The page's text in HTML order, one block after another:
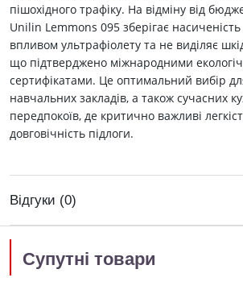
пішохідного трафіку. На відміну від
Unilin Lemmons 095 зберігає насиченість
впливом ультрафіолету та не виділяє
що підтверджено міжнародними
сертифікатами. Це оптимальний вибір
навчальних закладів, а також сучасних
передпокоїв, де критично важливі
довговічність підлоги.
Відгуки (0)
Супутні товари